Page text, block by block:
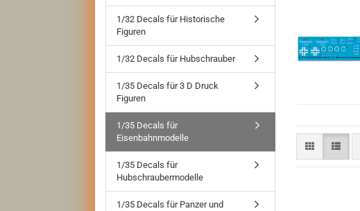
1/32 Decals für Historische
Figuren
1/32 Decals für Hubschrauber
1/35 Decals für 3 D Druck
Figuren
1/35 Decals für
Eisenbahnmodelle
1/35 Decals für
Hubschraubermodelle
1/35 Decals für Panzer und